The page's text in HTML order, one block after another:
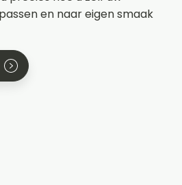
en naar eigen smaak